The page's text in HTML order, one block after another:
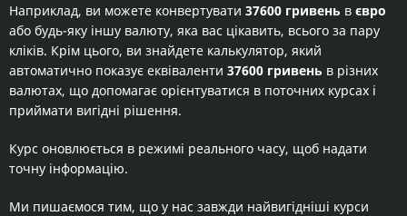
Наприклад, ви можете конвертувати 37600 гривень в євро
або будь-яку іншу валюту, яка вас цікавить, всього за пару
кліків. Крім цього, ви знайдете калькулятор, який
автоматично показує еквіваленти 37600 гривень в різних
валютах, що допомагає орієнтуватися в поточних курсах і
приймати вигідні рішення.
Курс оновлюється в режимі реального часу, щоб надати
точну інформацію.
Ми пишаємося тим, що у нас завжди найвигідніші курси